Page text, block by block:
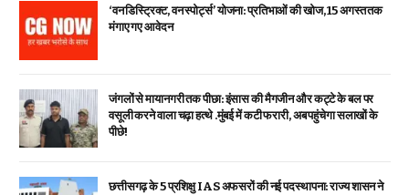
‘वन डिस्ट्रिक्ट, वन स्पोर्ट्स’ योजना: प्रतिभाओं की खोज, 15 अगस्त तक
मंगाए गए आवेदन
जंगलों से मायानगरी तक पीछा: इंसास की मैगजीन और कट्टे के बल पर
वसूली करने वाला चढ़ा हत्थे .मुंबई में कटी फरारी, अब पहुंचेगा सलाखों के
पीछे!
छत्तीसगढ़ के 5 प्रशिक्षु IAS अफसरों की नई पदस्थापना: राज्य शासन ने